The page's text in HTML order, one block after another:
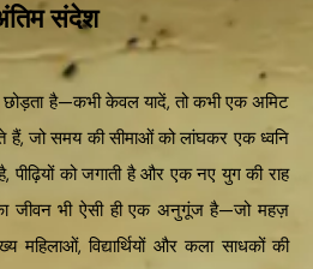
संदेश
है—कभी केवल यादें, तो कभी एक अमिट
हैं, जो समय की सीमाओं को लांघकर एक ध्वनि
पीढ़ियों को जगाती है और एक नए युग की राह
जीवन भी ऐसी ही एक अनुगूंज है—जो महज़
महिलाओं, विद्यार्थियों और कला साधकों की